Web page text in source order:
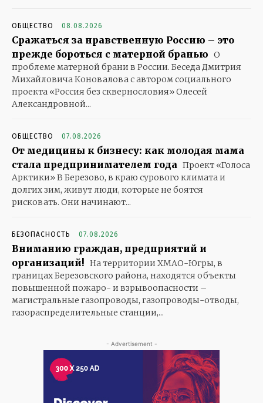
ОБЩЕСТВО 08.08.2026
Сражаться за нравственную Россию – это
прежде бороться с матерной бранью О
проблеме матерной брани в России. Беседа Дмитрия
Михайловича Коновалова с автором социального
проекта «Россия без сквернословия» Олесей
Александровной...
ОБЩЕСТВО 07.08.2026
От медицины к бизнесу: как молодая мама
стала предпринимателем года Проект «Голоса
Арктики» В Березово, в краю сурового климата и
долгих зим, живут люди, которые не боятся
рисковать. Они начинают...
БЕЗОПАСНОСТЬ 07.08.2026
Вниманию граждан, предприятий и
организаций! На территории ХМАО-Югры, в
границах Березовского района, находятся объекты
повышенной пожаро- и взрывоопасности –
магистральные газопроводы, газопроводы-отводы,
газораспределительные станции,...
- Advertisement -